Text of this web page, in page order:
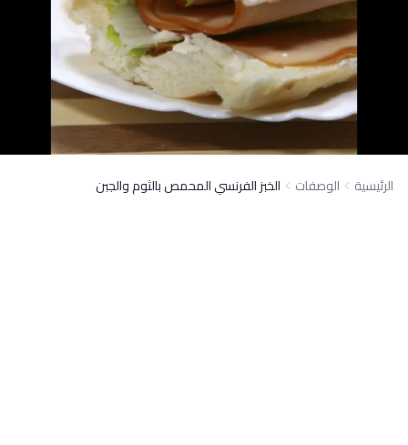
الرئيسية الوصفات الخبز الفرنسي المحمص بالثوم والجبن